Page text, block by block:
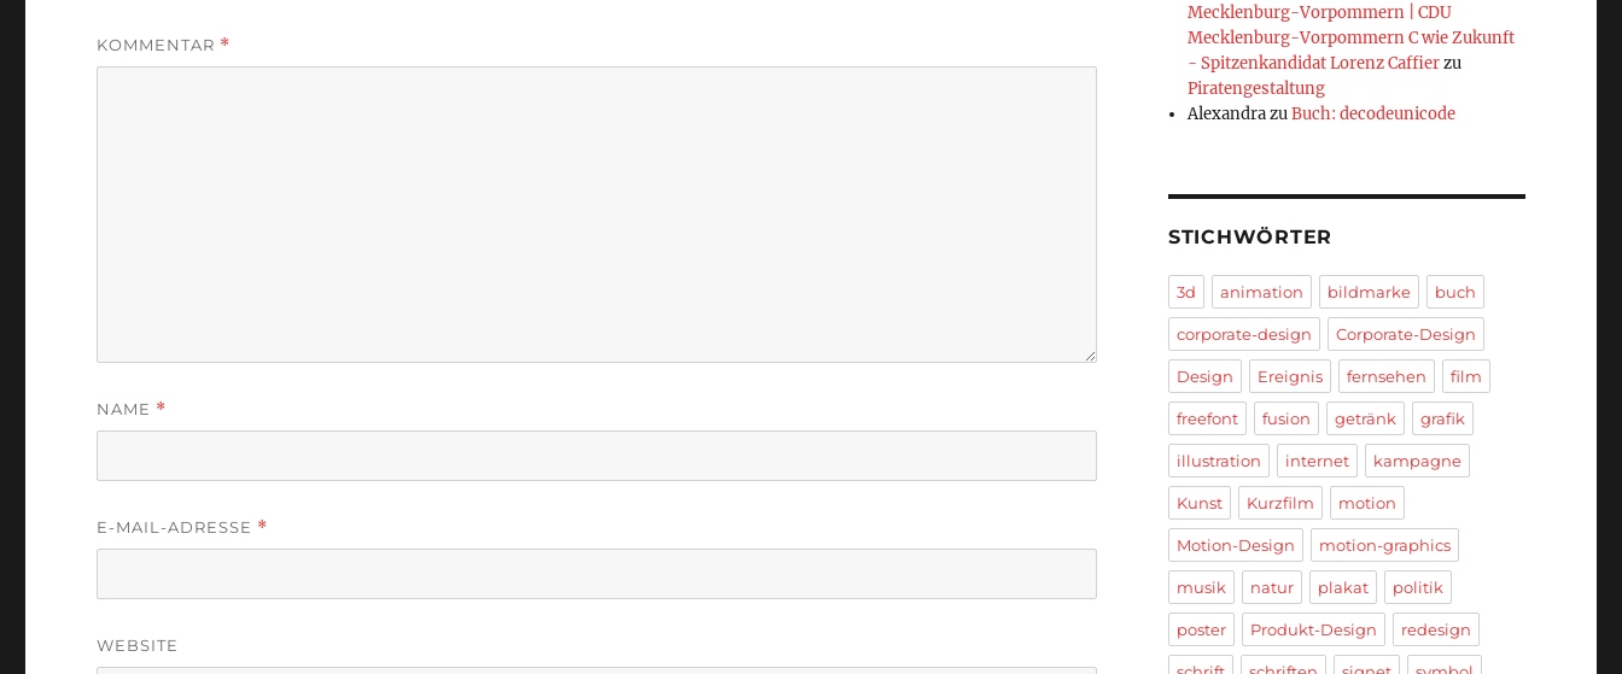
KOMMENTAR *
NAME *
E-MAIL-ADRESSE *
WEBSITE
Mecklenburg-Vorpommern | CDU
Mecklenburg-Vorpommern C wie Zukunft
- Spitzenkandidat Lorenz Caffierzu
Piratengestaltung
AlexandrazuBuch: decodeunicode
STICHWÖRTER
3d animation bildmarke buch
corporate-design Corporate-Design
Design Ereignis fernsehen film
freefont fusion getränk grafik
illustration internet kampagne
Kunst Kurzfilm motion
Motion-Design motion-graphics
musik natur plakat politik
poster Produkt-Design redesign